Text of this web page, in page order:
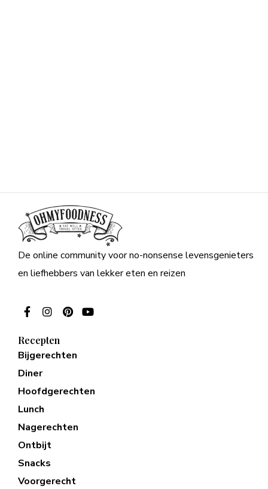
De online community voor no-nonsense levensgenieters
en liefhebbers van lekker eten en reizen
Recepten
Bijgerechten
Diner
Hoofdgerechten
Lunch
Nagerechten
Ontbijt
Snacks
Voorgerecht